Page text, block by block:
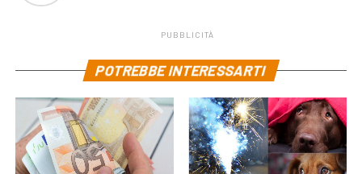
PUBBLICITÀ
POTREBBE INTERESSARTI